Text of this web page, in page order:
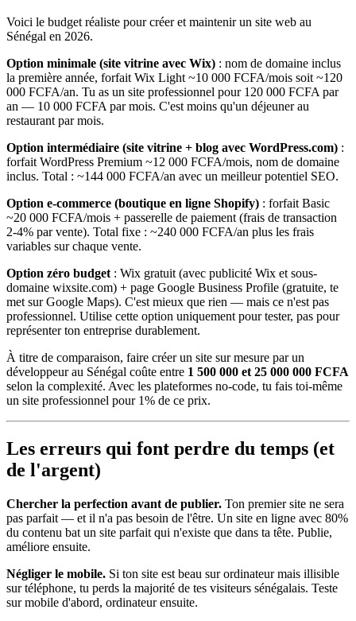
Voici le budget réaliste pour créer et maintenir un site web au
Sénégal en 2026.
Option minimale (site vitrine avec Wix) : nom de domaine inclus
la première année, forfait Wix Light ~10 000 FCFA/mois soit ~120
000 FCFA/an. Tu as un site professionnel pour 120 000 FCFA par
an — 10 000 FCFA par mois. C'est moins qu'un déjeuner au
restaurant par mois.
Option intermédiaire (site vitrine + blog avec WordPress.com) :
forfait WordPress Premium ~12 000 FCFA/mois, nom de domaine
inclus. Total : ~144 000 FCFA/an avec un meilleur potentiel SEO.
Option e-commerce (boutique en ligne Shopify) : forfait Basic
~20 000 FCFA/mois + passerelle de paiement (frais de transaction
2-4% par vente). Total fixe : ~240 000 FCFA/an plus les frais
variables sur chaque vente.
Option zéro budget : Wix gratuit (avec publicité Wix et sous-
domaine wixsite.com) + page Google Business Profile (gratuite, te
met sur Google Maps). C'est mieux que rien — mais ce n'est pas
professionnel. Utilise cette option uniquement pour tester, pas pour
représenter ton entreprise durablement.
À titre de comparaison, faire créer un site sur mesure par un
développeur au Sénégal coûte entre 1 500 000 et 25 000 000 FCFA
selon la complexité. Avec les plateformes no-code, tu fais toi-même
un site professionnel pour 1% de ce prix.
Les erreurs qui font perdre du temps (et
de l'argent)
Chercher la perfection avant de publier. Ton premier site ne sera
pas parfait — et il n'a pas besoin de l'être. Un site en ligne avec 80%
du contenu bat un site parfait qui n'existe que dans ta tête. Publie,
améliore ensuite.
Négliger le mobile. Si ton site est beau sur ordinateur mais illisible
sur téléphone, tu perds la majorité de tes visiteurs sénégalais. Teste
sur mobile d'abord, ordinateur ensuite.